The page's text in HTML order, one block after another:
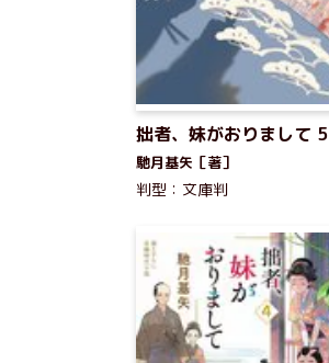
拙者、妹がおりまして 5
馳月基矢［著］
判型：文庫判